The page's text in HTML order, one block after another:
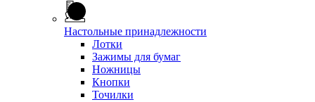
Настольные принадлежности
Лотки
Зажимы для бумаг
Ножницы
Кнопки
Точилки